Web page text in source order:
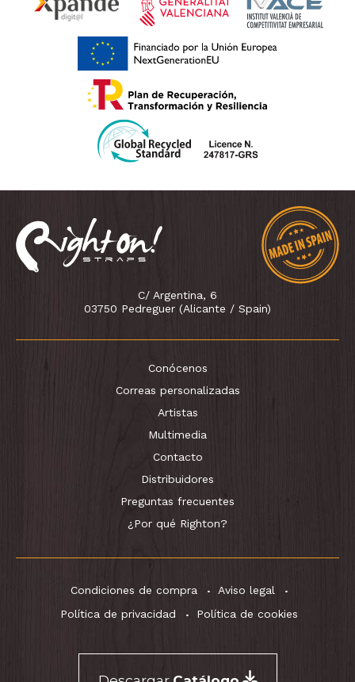
C/ Argentina, 6
03750 Pedreguer (Alicante / Spain)
Conócenos
Correas personalizadas
Artistas
Multimedia
Contacto
Distribuidores
Preguntas frecuentes
¿Por qué Righton?
Condiciones de compra
Aviso legal
Política de privacidad
Política de cookies